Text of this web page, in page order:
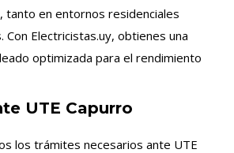
tanto en entornos residenciales
Con Electricistas.uy, obtienes una
optimizada para el rendimiento
UTE Capurro
los trámites necesarios ante UTE